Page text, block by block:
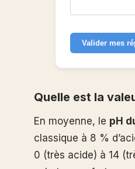
Valider mes
Quelle est la
En moyenne, le pH
classique à 8 %
0 (très acide) à 14